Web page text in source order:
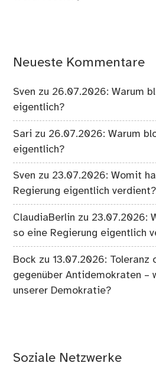
Neueste Kommentare
Sven zu 26.07.2026: Warum
eigentlich?
Sari zu 26.07.2026: Warum
eigentlich?
Sven zu 23.07.2026: Womit
Regierung eigentlich verdient?
ClaudiaBerlin zu 23.07.2026:
so eine Regierung eigentlich
Bock zu13.07.2026: Toleranz
gegenüber Antidemokraten –
unserer Demokratie?
Soziale Netzwerke